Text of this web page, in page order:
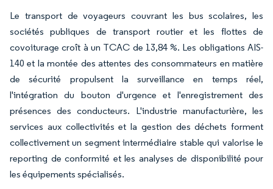
Le transport de voyageurs couvrant les bus scolaires, les
sociétés publiques de transport routier et les flottes de
covoiturage croît à un TCAC de 13,84 %. Les obligations AIS-
140 et la montée des attentes des consommateurs en matière
de sécurité propulsent la surveillance en temps réel,
l'intégration du bouton d'urgence et l'enregistrement des
présences des conducteurs. L'industrie manufacturière, les
services aux collectivités et la gestion des déchets forment
collectivement un segment intermédiaire stable qui valorise le
reporting de conformité et les analyses de disponibilité pour
les équipements spécialisés.